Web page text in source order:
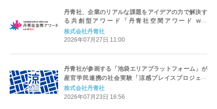
丹青社、企業のリアルな課題をアイデアの力で解決す
る共創型アワード「丹青社空間アワード with
ROYAL」を開催
株式会社丹青社
2026年07月27日 11:00
丹青社が参画する「池袋エリアプラットフォーム」が
産官学民連携の社会実験「涼感プレイスプロジェク
ト」を実施
株式会社丹青社
2026年07月23日 16:56